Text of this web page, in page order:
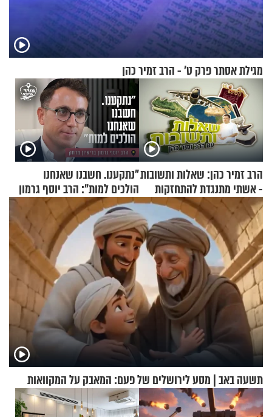
מגילת אסתר פרק ט’ - הרב זמיר כהן
הרב זמיר כהן: שאלות ותשובות
- אשתי מתנגדת להתחזקות
שלי
"נתקענו. חשבנו שאנחנו
הולכים למות": הרב יוסף גרמון
בריאיון מרתק
תשעה באב | מסע לירושלים של פעם: המאבק על המקוואות